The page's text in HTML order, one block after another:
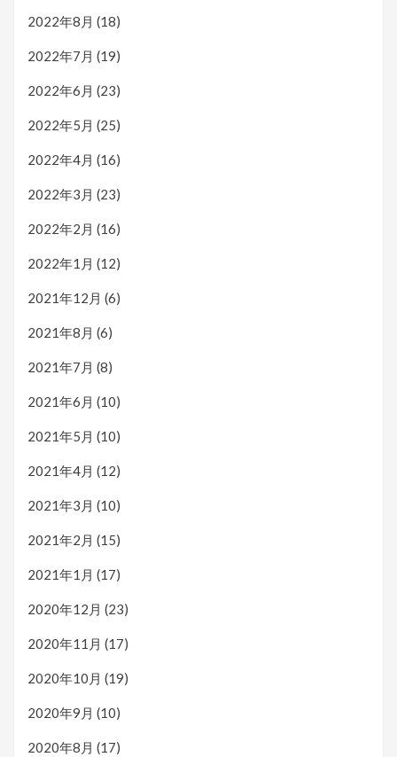
2022年8月 (18)
2022年7月 (19)
2022年6月 (23)
2022年5月 (25)
2022年4月 (16)
2022年3月 (23)
2022年2月 (16)
2022年1月 (12)
2021年12月 (6)
2021年8月 (6)
2021年7月 (8)
2021年6月 (10)
2021年5月 (10)
2021年4月 (12)
2021年3月 (10)
2021年2月 (15)
2021年1月 (17)
2020年12月 (23)
2020年11月 (17)
2020年10月 (19)
2020年9月 (10)
2020年8月 (17)